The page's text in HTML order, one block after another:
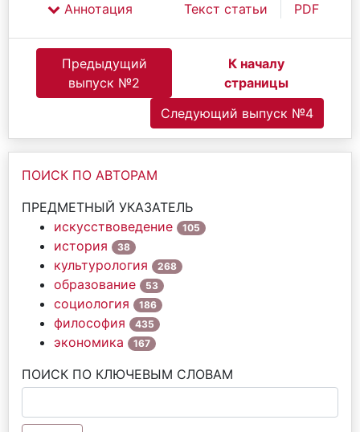
Аннотация
Текст статьи PDF
Предыдущий
выпуск №2
К началу
страницы
Следующий выпуск №4
ПОИСК ПО АВТОРАМ
ПРЕДМЕТНЫЙ УКАЗАТЕЛЬ
искусствоведение
105
история 38
культурология 268
образование 53
социология 186
философия 435
экономика 167
ПОИСК ПО КЛЮЧЕВЫМ СЛОВАМ